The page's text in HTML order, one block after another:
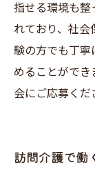
指せる環境も整
れており、社会
験の方でも丁寧
めることができ
会にご応募くだ
訪問介護で働